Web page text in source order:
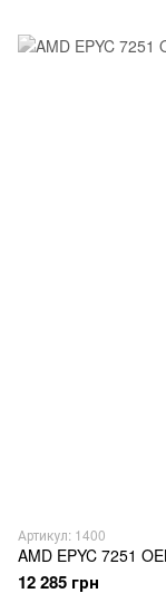
Артикул: 1400
AMD EPYC 7251
12 285 грн